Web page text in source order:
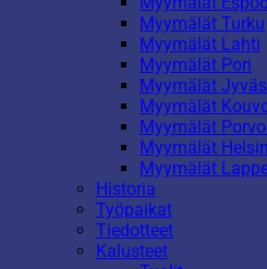
Myymälät Turku
Myymälät Lahti
Myymälät Pori
Myymälät
Myymälät
Myymälät
Myymälät
Myymälät
Historia
Työpaikat
Tiedotteet
Kalusteet